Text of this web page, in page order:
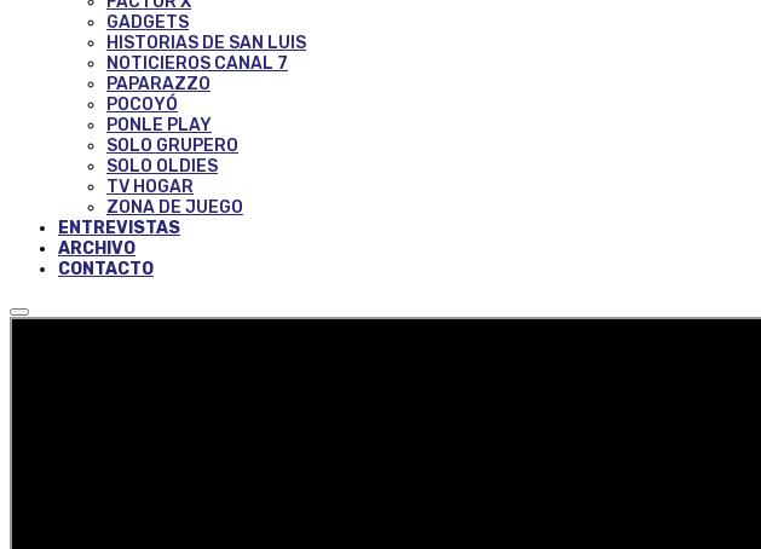
GADGETS
HISTORIAS DE SAN LUIS
NOTICIEROS CANAL 7
PAPARAZZO
POCOYÓ
PONLE PLAY
SOLO GRUPERO
SOLO OLDIES
TV HOGAR
ZONA DE JUEGO
ENTREVISTAS
ARCHIVO
CONTACTO